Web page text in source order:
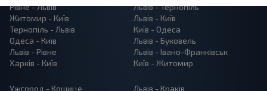
Рівне - Львів
Житомир - Київ
Тернопіль - Львів
Одеса - Київ
Львів - Рівне
Харків - Київ
Львів - Тернопіль
Львів - Київ
Київ - Одеса
Львів - Буковель
Львів - Івано-Франківськ
Київ - Житомир
Ужгород - Кошице
Львів - Краків